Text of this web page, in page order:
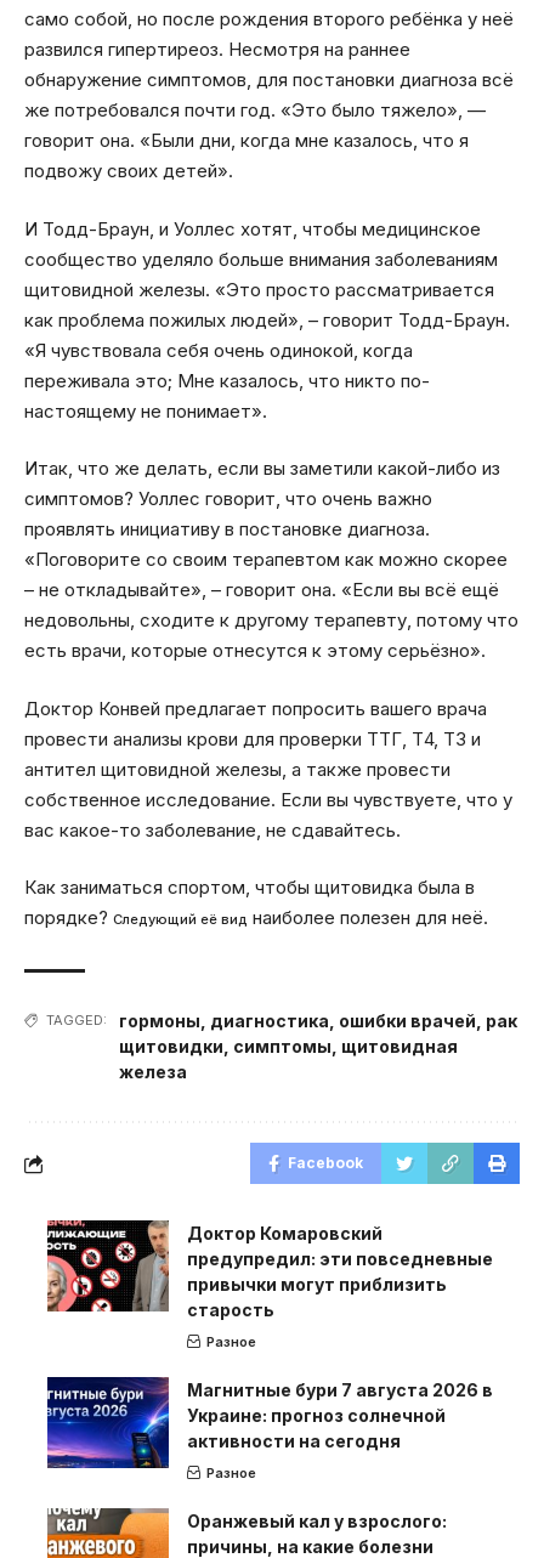
само собой, но после рождения второго ребёнка у неё
развился гипертиреоз. Несмотря на раннее
обнаружение симптомов, для постановки диагноза всё
же потребовался почти год. «Это было тяжело», —
говорит она. «Были дни, когда мне казалось, что я
подвожу своих детей».
И Тодд-Браун, и Уоллес хотят, чтобы медицинское
сообщество уделяло больше внимания заболеваниям
щитовидной железы. «Это просто рассматривается
как проблема пожилых людей», – говорит Тодд-Браун.
«Я чувствовала себя очень одинокой, когда
переживала это; Мне казалось, что никто по-
настоящему не понимает».
Итак, что же делать, если вы заметили какой-либо из
симптомов? Уоллес говорит, что очень важно
проявлять инициативу в постановке диагноза.
«Поговорите со своим терапевтом как можно скорее
– не откладывайте», – говорит она. «Если вы всё ещё
недовольны, сходите к другому терапевту, потому что
есть врачи, которые отнесутся к этому серьёзно».
Доктор Конвей предлагает попросить вашего врача
провести анализы крови для проверки ТТГ, Т4, Т3 и
антител щитовидной железы, а также провести
собственное исследование. Если вы чувствуете, что у
вас какое-то заболевание, не сдавайтесь.
Как заниматься спортом, чтобы щитовидка была в
порядке? Следующий её вид наиболее полезен для неё.
TAGGED: гормоны диагностика ошибки врачей рак
щитовидки симптомы щитовидная
железа
Facebook
Доктор Комаровский
предупредил: эти повседневные
привычки могут приблизить
старость
Разное
Магнитные бури 7 августа 2026 в
Украине: прогноз солнечной
активности на сегодня
Разное
Оранжевый кал у взрослого:
причины, на какие болезни